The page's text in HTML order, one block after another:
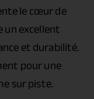
le cœur de
un excellent
et durabilité.
pour une
sur piste.